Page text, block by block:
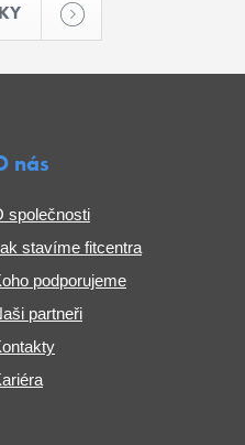
nás
společnosti
stavíme fitcentra
podporujeme
partneři